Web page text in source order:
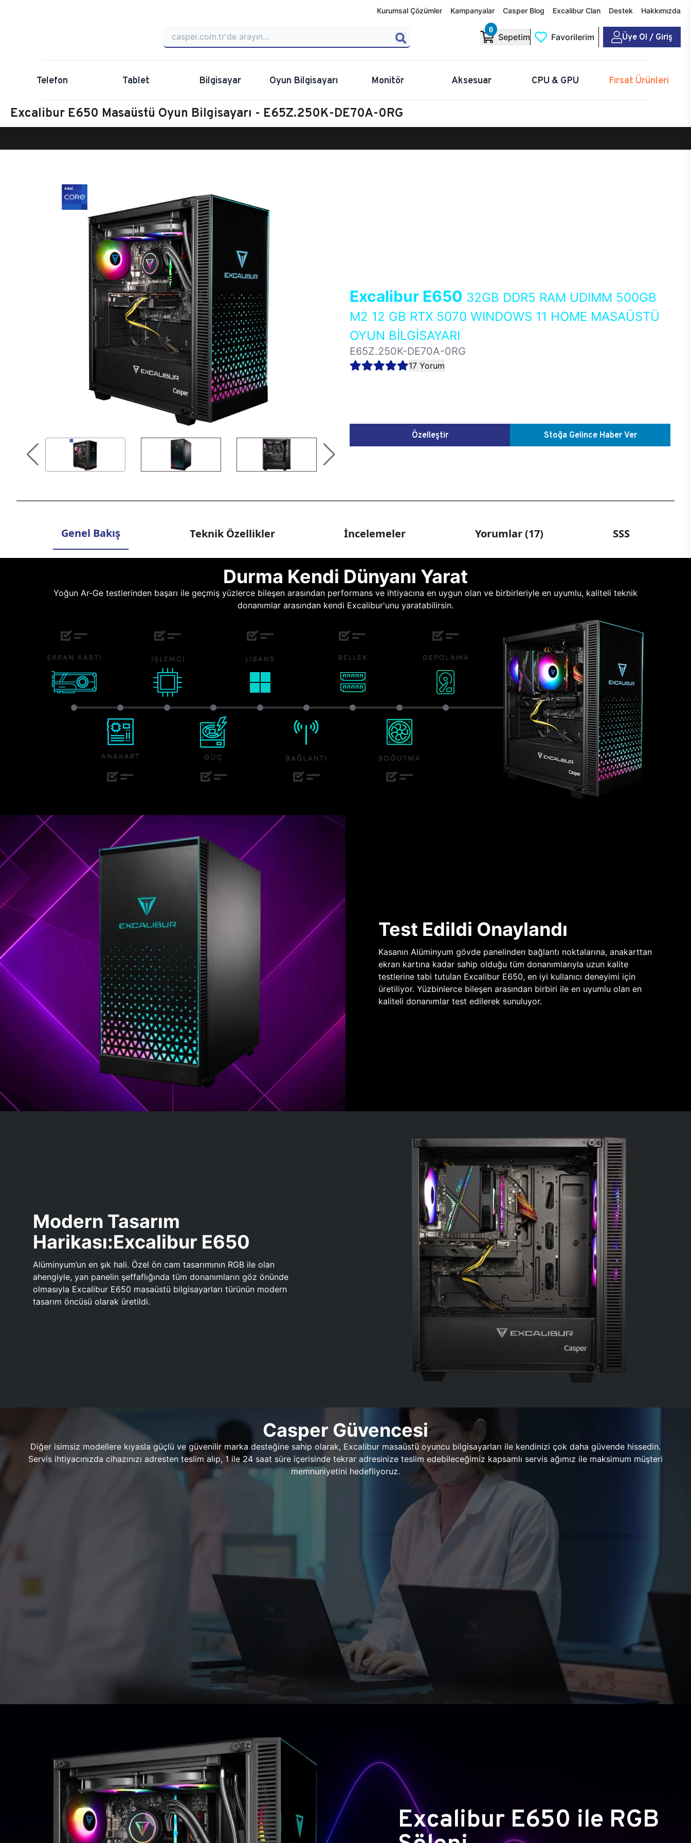
Kurumsal Çözümler Kampanyalar Casper Blog Excalibur Clan Destek Hakkımızda
0
Sepetim Favorilerim Üye Ol / Giriş
Telefon Tablet Bilgisayar Oyun Bilgisayarı Monitör Aksesuar CPU & GPU Fırsat Ürünleri
Excalibur E650 Masaüstü Oyun Bilgisayarı - E65Z.250K-DE70A-0RG
Excalibur E650 32GB DDR5 RAM UDIMM 500GB
M2 12 GB RTX 5070 WINDOWS 11 HOME MASAÜSTÜ
OYUN BİLGİSAYARI
E65Z.250K-DE70A-0RG
17 Yorum
Özelleştir Stoğa Gelince Haber Ver
Genel Bakış Teknik Özellikler İncelemeler Yorumlar (17) SSS
Durma Kendi Dünyanı Yarat
Yoğun Ar-Ge testlerinden başarı ile geçmiş yüzlerce bileşen arasından performans ve ihtiyacına en uygun olan ve birbirleriyle en uyumlu, kaliteli teknik
donanımlar arasından kendi Excalibur'unu yaratabilirsin.
Test Edildi Onaylandı
Kasanın Alüminyum gövde panelinden bağlantı noktalarına, anakarttan
ekran kartına kadar sahip olduğu tüm donanımlarıyla uzun kalite
testlerine tabi tutulan Excalibur E650, en iyi kullanıcı deneyimi için
üretiliyor. Yüzbinlerce bileşen arasından birbiri ile en uyumlu olan en
kaliteli donanımlar test edilerek sunuluyor.
Modern Tasarım
Harikası:Excalibur E650
Alüminyum’un en şık hali. Özel ön cam tasarımının RGB ile olan
ahengiyle, yan panelin şeffaflığında tüm donanımların göz önünde
olmasıyla Excalibur E650 masaüstü bilgisayarları türünün modern
tasarım öncüsü olarak üretildi.
Casper Güvencesi
Diğer isimsiz modellere kıyasla güçlü ve güvenilir marka desteğine sahip olarak, Excalibur masaüstü oyuncu bilgisayarları ile kendinizi çok daha güvende hissedin.
Servis ihtiyacınızda cihazınızı adresten teslim alıp, 1 ile 24 saat süre içerisinde tekrar adresinize teslim edebileceğimiz kapsamlı servis ağımız ile maksimum müşteri
memnuniyetini hedefliyoruz.
Excalibur E650 ile RGB